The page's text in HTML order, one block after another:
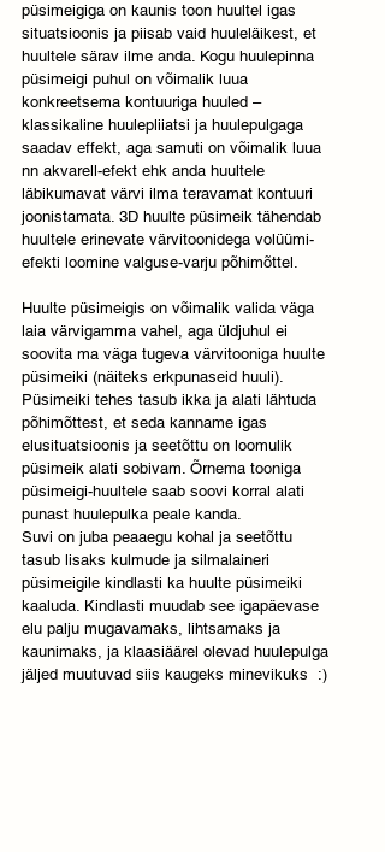
püsimeigiga on kaunis toon huultel igas
situatsioonis ja piisab vaid huuleläikest, et
huultele särav ilme anda. Kogu huulepinna
püsimeigi puhul on võimalik luua
konkreetsema kontuuriga huuled –
klassikaline huulepliiatsi ja huulepulgaga
saadav effekt, aga samuti on võimalik luua
nn akvarell-efekt ehk anda huultele
läbikumavat värvi ilma teravamat kontuuri
joonistamata. 3D huulte püsimeik tähendab
huultele erinevate värvitoonidega volüümi-
efekti loomine valguse-varju põhimõttel.
Huulte püsimeigis on võimalik valida väga
laia värvigamma vahel, aga üldjuhul ei
soovita ma väga tugeva värvitooniga huulte
püsimeiki (näiteks erkpunaseid huuli).
Püsimeiki tehes tasub ikka ja alati lähtuda
põhimõttest, et seda kanname igas
elusituatsioonis ja seetõttu on loomulik
püsimeik alati sobivam. Õrnema tooniga
püsimeigi-huultele saab soovi korral alati
punast huulepulka peale kanda.
Suvi on juba peaaegu kohal ja seetõttu
tasub lisaks kulmude ja silmalaineri
püsimeigile kindlasti ka huulte püsimeiki
kaaluda. Kindlasti muudab see igapäevase
elu palju mugavamaks, lihtsamaks ja
kaunimaks, ja klaasiäärel olevad huulepulga
jäljed muutuvad siis kaugeks minevikuks  :)